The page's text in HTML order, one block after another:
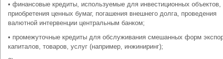
• финансовые кредиты, используемые для инвестиционных объектов,
приобретения ценных бумаг, погашения внешнего долга, проведения
валютной интервенции центральным банком;
• промежуточные кредиты для обслуживания смешанных форм
капиталов, товаров, услуг (например, инжиниринг);